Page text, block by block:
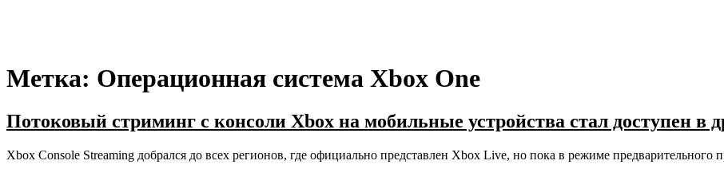
Метка: Операционная система Xbox One
Потоковый стриминг с консоли Xbox на мобильные устройства стал доступен в
Xbox Console Streaming добрался до всех регионов, где официально представлен Xbox Live, но пока в режиме предварительного